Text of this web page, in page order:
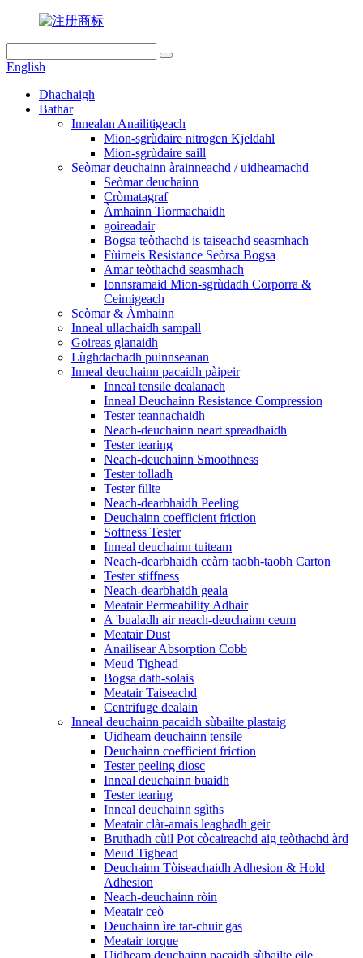
English
Dhachaigh
Bathar
Innealan Anailitigeach
Mion-sgrùdaire nitrogen Kjeldahl
Mion-sgrùdaire saill
Seòmar deuchainn àrainneachd / uidheamachd
Seòmar deuchainn
Cròmatagraf
Àmhainn Tiormachaidh
goireadair
Bogsa teòthachd is taiseachd seasmhach
Fùirneis Resistance Seòrsa Bogsa
Amar teòthachd seasmhach
Ionnsramaid Mion-sgrùdadh Corporra &
Ceimigeach
Seòmar & Àmhainn
Inneal ullachaidh sampall
Goireas glanaidh
Lùghdachadh puinnseanan
Inneal deuchainn pacaidh pàipeir
Inneal tensile dealanach
Inneal Deuchainn Resistance Compression
Tester teannachaidh
Neach-deuchainn neart spreadhaidh
Tester tearing
Neach-deuchainn Smoothness
Tester tolladh
Tester fillte
Neach-dearbhaidh Peeling
Deuchainn coefficient friction
Softness Tester
Inneal deuchainn tuiteam
Neach-dearbhaidh ceàrn taobh-taobh Carton
Tester stiffness
Neach-dearbhaidh geala
Meatair Permeability Adhair
A 'bualadh air neach-deuchainn ceum
Meatair Dust
Anailisear Absorption Cobb
Meud Tighead
Bogsa dath-solais
Meatair Taiseachd
Centrifuge dealain
Inneal deuchainn pacaidh sùbailte plastaig
Uidheam deuchainn tensile
Deuchainn coefficient friction
Tester peeling diosc
Inneal deuchainn buaidh
Tester tearing
Inneal deuchainn sgìths
Meatair clàr-amais leaghadh geir
Bruthadh cùil Pot còcaireachd aig teòthachd àrd
Meud Tighead
Deuchainn Tòiseachaidh Adhesion & Hold
Adhesion
Neach-deuchainn ròin
Meatair ceò
Deuchainn ìre tar-chuir gas
Meatair torque
Uidheam deuchainn pacaidh sùbailte eile